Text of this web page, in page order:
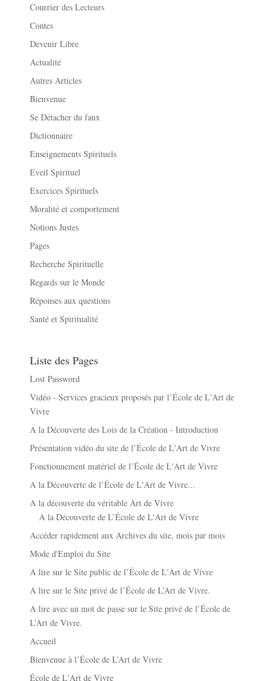
Courrier des Lecteurs
Contes
Devenir Libre
Actualité
Autres Articles
Bienvenue
Se Détacher du faux
Dictionnaire
Enseignements Spirituels
Eveil Spirituel
Exercices Spirituels
Moralité et comportement
Notions Justes
Pages
Recherche Spirituelle
Regards sur le Monde
Réponses aux questions
Santé et Spiritualité
Liste des Pages
Lost Password
Vidéo - Services gracieux proposés par l’École de L'Art de
Vivre
A la Découverte des Lois de la Création - Introduction
Présentation vidéo du site de l’École de L'Art de Vivre
Fonctionnement matériel de l’École de L'Art de Vivre
A la Découverte de l’École de L'Art de Vivre...
A la découverte du véritable Art de Vivre
A la Découverte de L’École de L'Art de Vivre
Accéder rapidement aux Archives du site, mois par mois
Mode d'Emploi du Site
A lire sur le Site public de l’École de L'Art de Vivre
A lire sur le Site privé de l’École de L’Art de Vivre.
A lire avec un mot de passe sur le Site privé de l’École de
L’Art de Vivre.
Accueil
Bienvenue à l’École de L’Art de Vivre
École de L'Art de Vivre